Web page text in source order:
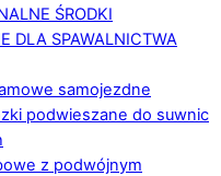
ŚRODKI
DLA SPAWALNICTWA
samojezdne
podwieszane do suwnic
z podwójnym